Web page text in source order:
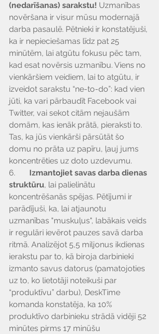
(nedarīšanas) sarakstu! Uzmanības
novēršana ir visur mūsu modernajā
darba pasaulē. Pētnieki ir konstatējuši,
ka ir nepieciešamas līdz pat 25
minūtēm, lai atgūtu fokusu pēc tam,
kad esat novērsis uzmanību. Viens no
vienkāršiem veidiem, lai to atgūtu, ir
izveidot sarakstu “ne-to-do”: kad vien
jūti, ka vari pārbaudīt Facebook vai
Twitter, vai sekot citām nejaušām
domām, kas ienāk prātā, pieraksti to.
Tas, ka jūs vienkārši pārsūtāt šo
domu no prāta uz papīru, ļauj jums
koncentrēties uz doto uzdevumu.
6. Izmantojiet savas darba dienas
struktūru, lai palielinātu
koncentrēšanās spējas. Pētījumi ir
parādījuši, ka, lai atjaunotu
uzmanības "muskuļus", labākais veids
ir regulāri ievērot pauzes savā darba
ritmā. Analizējot 5,5 miljonus ikdienas
ierakstu par to, kā biroja darbinieki
izmanto savus datorus (pamatojoties
uz to, ko lietotāji noteikuši par
“produktīvu” darbu), DeskTime
komanda konstatēja, ka 10%
produktīvo darbinieku strādā vidēji 52
minūtes pirms 17 minūšu